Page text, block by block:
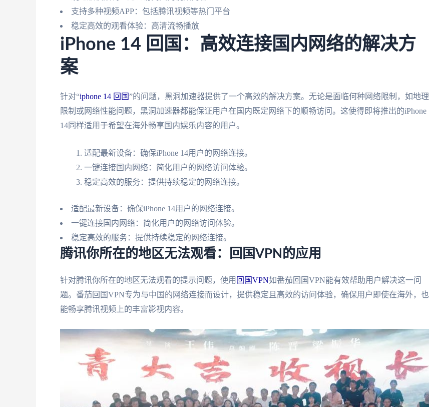
支持多种视频APP：包括腾讯视频等热门平台
稳定高效的观看体验：高清流畅播放
iPhone 14 回国：高效连接国内网络的解决方
案
针对“iphone 14 回国”的问题，黑洞加速器提供了一个高效的解决方案。无论是面临何种网络限制，如地理
限制或网络性能问题，黑洞加速器都能保证用户在国内既定网络下的顺畅访问。这使得即将推出的iPhone
14同样适用于希望在海外畅享国内娱乐内容的用户。
适配最新设备：确保iPhone 14用户的网络连接。
一键连接国内网络：简化用户的网络访问体验。
稳定高效的服务：提供持续稳定的网络连接。
适配最新设备：确保iPhone 14用户的网络连接。
一键连接国内网络：简化用户的网络访问体验。
稳定高效的服务：提供持续稳定的网络连接。
腾讯你所在的地区无法观看：回国VPN的应用
针对腾讯你所在的地区无法观看的提示问题，使用 回国VPN如番茄回国VPN能有效帮助用户解决这一问
题。番茄回国VPN专为与中国的网络连接而设计，提供稳定且高效的访问体验，确保用户即使在海外，也
能畅享腾讯视频上的丰富影视内容。